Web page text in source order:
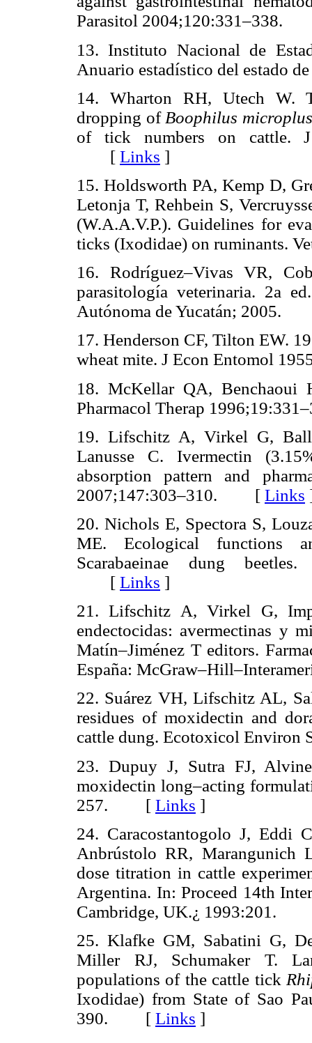
Parasitol
13. Instituto Nacional de
Anuario estadístico del
14. Wharton RH, Utech W.
dropping of Boophilus microplus
of tick numbers on cattle. J
[ Links ]
15. Holdsworth PA, Kemp D,
Letonja T, Rehbein S,
(W.A.A.V.P.). Guidelines for
ticks (Ixodidae) on
16. Rodríguez–Vivas VR,
parasitología veterinaria. 2a
Autónoma de Yucatán;
17. Henderson CF, Tilton EW.
wheat mite. J Econ Entomol
18. McKellar QA, Benchaoui
Pharmacol Therap
19. Lifschitz A, Virkel G,
Lanusse C. Ivermectin
absorption pattern and
2007;147:303–310. [ Links
20. Nichols E, Spectora S,
ME. Ecological functions
Scarabaeinae dung
[ Links ]
21. Lifschitz A, Virkel G,
endectocidas: avermectinas y
Matín–Jiménez T editors.
España:
22. Suárez VH, Lifschitz AL,
residues of moxidectin and
cattle dung. Ecotoxicol
23. Dupuy J, Sutra FJ,
moxidectin long–acting
257. [ Links ]
24. Caracostantogolo J, Eddi
Anbrústolo RR, Marangunich
dose titration in cattle
Argentina. In: Proceed 14th
Cambridge, UK.¿
25. Klafke GM, Sabatini G,
Miller RJ, Schumaker T.
populations of the cattle tick
Ixodidae) from State of Sao
390. [ Links ]